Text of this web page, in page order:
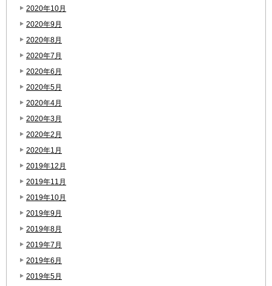
2020年10月
2020年9月
2020年8月
2020年7月
2020年6月
2020年5月
2020年4月
2020年3月
2020年2月
2020年1月
2019年12月
2019年11月
2019年10月
2019年9月
2019年8月
2019年7月
2019年6月
2019年5月